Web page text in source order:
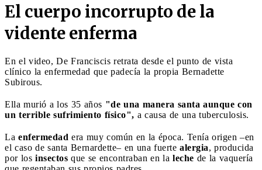
El cuerpo incorrupto de la
vidente enferma
En el video, De Franciscis retrata desde el punto de vista
clínico la enfermedad que padecía la propia Bernadette
Subirous.
Ella murió a los 35 años "de una manera santa aunque con
un terrible sufrimiento físico", a causa de una tuberculosis.
La enfermedad era muy común en la época. Tenía origen –en
el caso de santa Bernardette– en una fuerte alergia, producida
por los insectos que se encontraban en la leche de la vaquería